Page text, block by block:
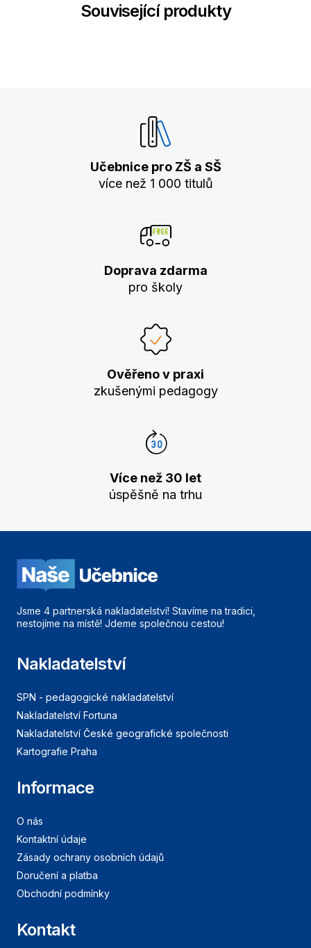
Související produkty
Učebnice pro ZŠ a SŠ
více než 1 000 titulů
Doprava zdarma
pro školy
Ověřeno v praxi
zkušenými pedagogy
Více než 30 let
úspěšně na trhu
Jsme 4 partnerská nakladatelství! Stavíme na tradici,
nestojíme na místě! Jdeme společnou cestou!
Nakladatelství
SPN - pedagogické nakladatelství
Nakladatelství Fortuna
Nakladatelství České geografické společnosti
Kartografie Praha
Informace
O nás
Kontaktní údaje
Zásady ochrany osobních údajů
Doručení a platba
Obchodní podmínky
Kontakt